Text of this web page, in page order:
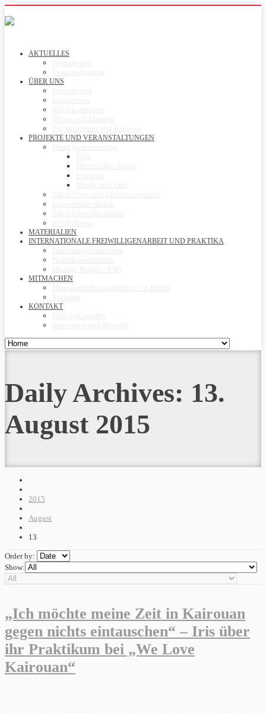
AKTUELLES
ÜBER UNS
PROJEKTE UND VERANSTALTUNGEN
MATERIALIEN
INTERNATIONALE FREIWILLIGENARBEIT UND PRAKTIKA
MITMACHEN
KONTAKT
Daily Archives: 13.
August 2015
2015
August
13
Order by:
Show:
„Ich möchte meine Zeit in Kairouan
gegen nichts eintauschen“ – Iris über
ihr Praktikum bei „We Love
Kairouan“